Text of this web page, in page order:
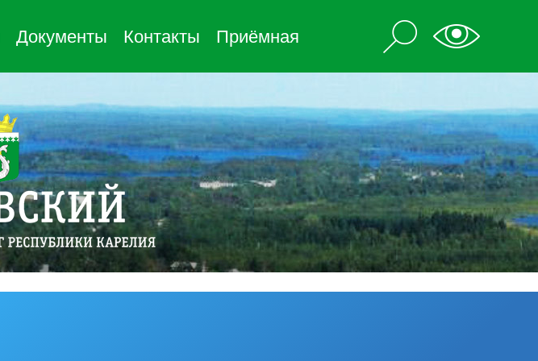
Документы Контакты Приёмная